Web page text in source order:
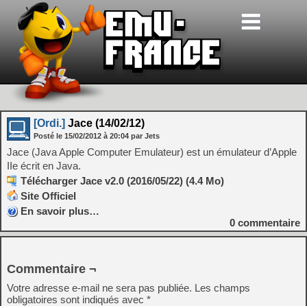
[Ordi.] Jace (14/02/12)
Posté le 15/02/2012 à 20:04 par Jets
Jace (Java Apple Computer Emulateur) est un émulateur d’Apple
IIe écrit en Java.
Télécharger Jace v2.0 (2016/05/22) (4.4 Mo)
Site Officiel
En savoir plus…
0 commentaire
Commentaire ¬
Votre adresse e-mail ne sera pas publiée. Les champs
obligatoires sont indiqués avec *